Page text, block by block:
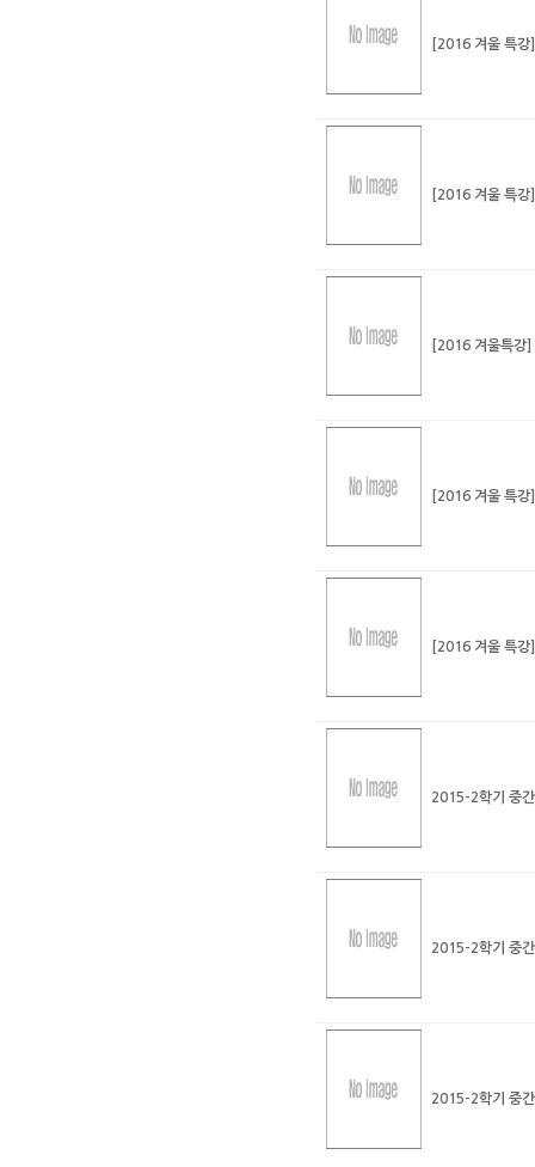
[2016 겨울 특강
[2016 겨울 특강
[2016 겨울특강
[2016 겨울 특강
[2016 겨울 특강
2015-2학기 중
2015-2학기 중
2015-2학기 중